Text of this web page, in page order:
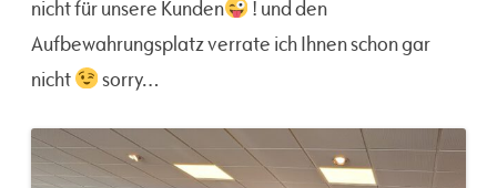
nicht für unsere Kunden
! und den
Aufbewahrungsplatz verrate ich Ihnen schon gar
nicht
sorry…